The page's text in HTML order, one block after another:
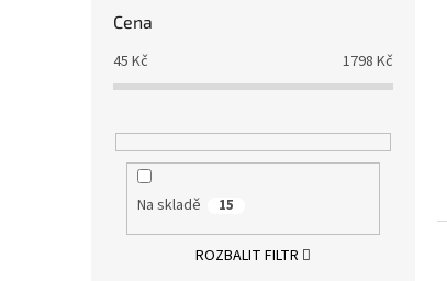
Cena
45 Kč 1798 Kč
Na skladě 15
ROZBALIT FILTR